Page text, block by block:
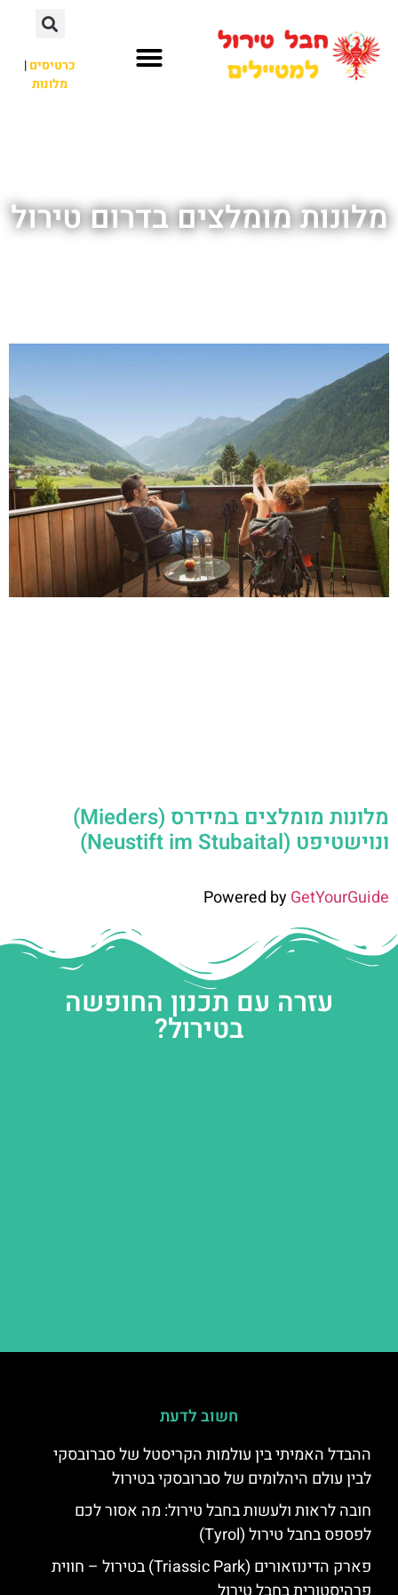
כרטיסים|
מלונות
מלונות מומלצים בדרום טירול
מלונות מומלצים במידרס (Mieders)
ונוישטיפט (Neustift im Stubaital)
Powered byGetYourGuide
עזרה עם תכנון החופשה
בטירול?
חשוב לדעת
ההבדל האמיתי בין עולמות הקריסטל של סברובסקי
לבין עולם היהלומים של סברובסקי בטירול
חובה לראות ולעשות בחבל טירול: מה אסור לכם
לפספס בחבל טירול (Tyrol)
פארק הדינוזאורים (Triassic Park) בטירול – חווית